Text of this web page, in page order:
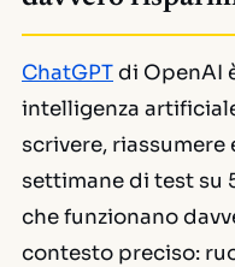
ChatGPTdi OpenAI
intelligenza
scrivere, riassumere
settimane di test su
che funzionano
contesto preciso: